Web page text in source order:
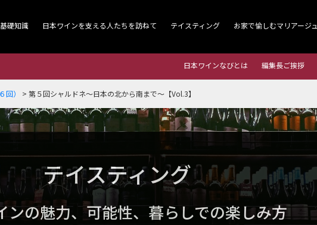
礎知識 日本ワインを支える人たちを訪ねて テイスティング お家で愉しむマリアージュ
日本ワインなびとは 編集長ご挨拶
） > 第５回シャルドネ～日本の北から南まで～【Vol.3】
テイスティング
ンの魅力、可能性、暮らしでの楽しみ方